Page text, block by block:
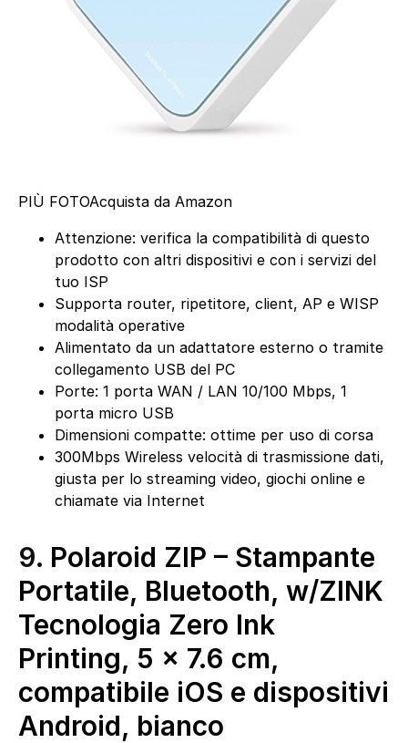
PIÙ FOTOAcquista da Amazon
Attenzione: verifica la compatibilità di questo
prodotto con altri dispositivi e con i servizi del
tuo ISP
Supporta router, ripetitore, client, AP e WISP
modalità operative
Alimentato da un adattatore esterno o tramite
collegamento USB del PC
Porte: 1 porta WAN / LAN 10/100 Mbps, 1
porta micro USB
Dimensioni compatte: ottime per uso di corsa
300Mbps Wireless velocità di trasmissione dati,
giusta per lo streaming video, giochi online e
chiamate via Internet
9. Polaroid ZIP – Stampante
Portatile, Bluetooth, w/ZINK
Tecnologia Zero Ink
Printing, 5 x 7.6 cm,
compatibile iOS e dispositivi
Android, bianco